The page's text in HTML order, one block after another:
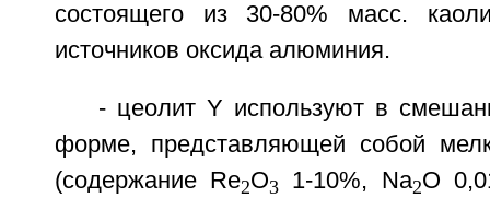
состоящего из 30-80% масс.
источников оксида алюминия.
- цеолит Y используют в
форме, представляющей собой
(содержание Re2O3 1-10%, Na2O